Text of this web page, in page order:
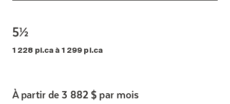
5½
1 228 pi.ca à 1 299 pi.ca
À partir de 3 882 $ par mois